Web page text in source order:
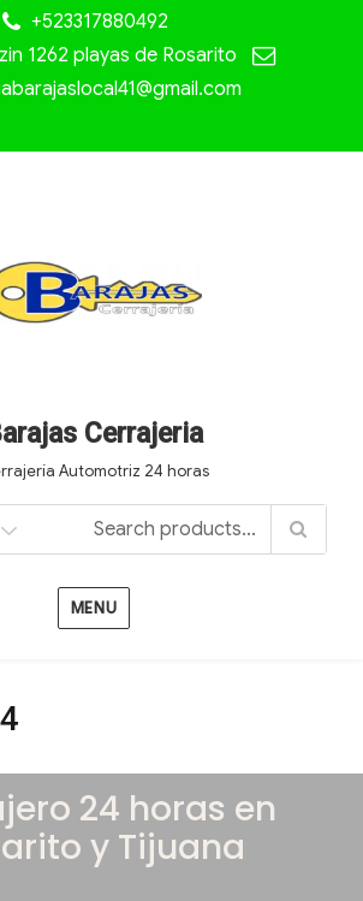
+523317880492
1262 playas de Rosarito
Cerrajeria
Automotriz 24 horas
MENU
24 horas en
y Tijuana